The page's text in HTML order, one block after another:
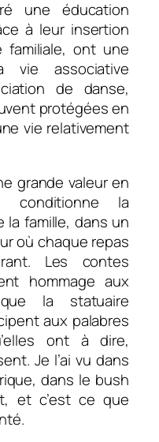
une éducation
à leur insertion
familiale, ont une
vie associative
de danse,
protégées en
vie relativement
grande valeur en
conditionne la
la famille, dans un
où chaque repas
Les contes
hommage aux
la statuaire
aux palabres
ont à dire,
Je l’ai vu dans
dans le bush
et c’est ce que